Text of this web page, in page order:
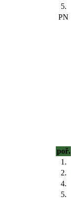
5.
PN
poř.
1.
2.
4.
5.